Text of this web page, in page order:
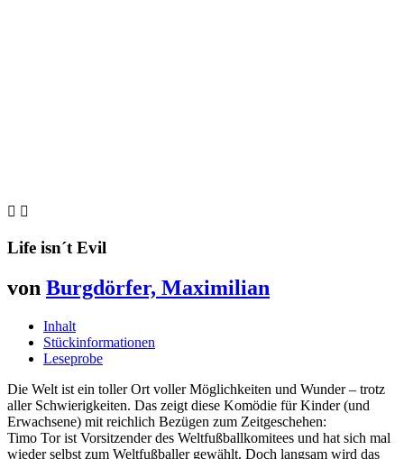
 
Life isn´t Evil
von Burgdörfer, Maximilian
Inhalt
Stückinformationen
Leseprobe
Die Welt ist ein toller Ort voller Möglichkeiten und Wunder – trotz
aller Schwierigkeiten. Das zeigt diese Komödie für Kinder (und
Erwachsene) mit reichlich Bezügen zum Zeitgeschehen:
Timo Tor ist Vorsitzender des Weltfußballkomitees und hat sich mal
wieder selbst zum Weltfußballer gewählt. Doch langsam wird das